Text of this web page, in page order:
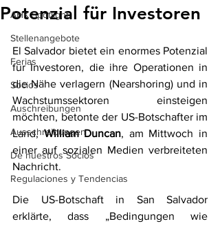
AHK Spotlight
Stellenangebote
Ferias
Socios
Auschreibungen
Ausschreibungen
De nuestros Socios
Regulaciones y Tendencias
Potenzial für Investoren
El Salvador bietet ein enormes Potenzial
für Investoren, die ihre Operationen in
die Nähe verlagern (Nearshoring) und in
Wachstumssektoren einsteigen
möchten, betonte der US-Botschafter im
Land, William Duncan, am Mittwoch in
einer auf sozialen Medien verbreiteten
Nachricht.
Die US-Botschaft in San Salvador
erklärte, dass „Bedingungen wie